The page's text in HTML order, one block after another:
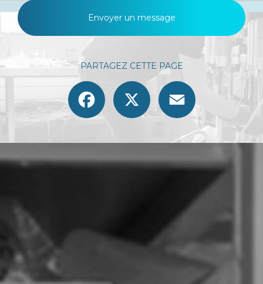
Envoyer un message
PARTAGEZ CETTE PAGE
Facebook